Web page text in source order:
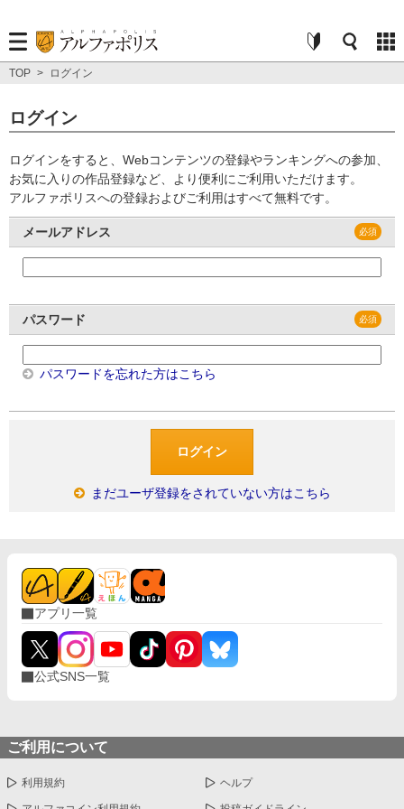
TOP > ログイン
ログイン
ログインをすると、Webコンテンツの登録やランキングへの参加、
お気に入りの作品登録など、より便利にご利用いただけます。
アルファポリスへの登録およびご利用はすべて無料です。
メールアドレス
パスワード
パスワードを忘れた方はこちら
まだユーザ登録をされていない方はこちら
アプリ一覧
公式SNS一覧
ご利用について
利用規約 ヘルプ